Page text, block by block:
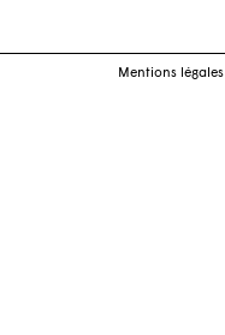
Mentions légales